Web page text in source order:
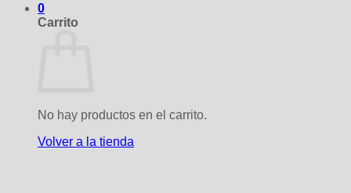
0
Carrito
No hay productos en el carrito.
Volver a la tienda